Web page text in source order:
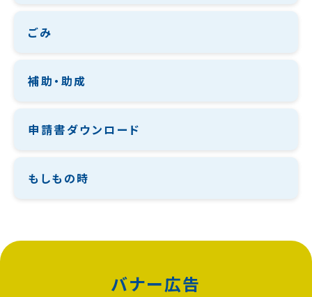
ごみ
補助・助成
申請書ダウンロード
もしもの時
バナー広告